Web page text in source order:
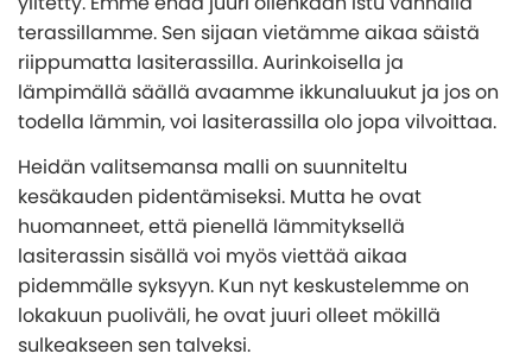
terassillamme. Sen sijaan vietämme aikaa säistä
riippumatta lasiterassilla. Aurinkoisella ja
lämpimällä säällä avaamme ikkunaluukut ja jos on
todella lämmin, voi lasiterassilla olo jopa vilvoittaa.
Heidän valitsemansa malli on suunniteltu
kesäkauden pidentämiseksi. Mutta he ovat
huomanneet, että pienellä lämmityksellä
lasiterassin sisällä voi myös viettää aikaa
pidemmälle syksyyn. Kun nyt keskustelemme on
lokakuun puoliväli, he ovat juuri olleet mökillä
sulkeakseen sen talveksi.